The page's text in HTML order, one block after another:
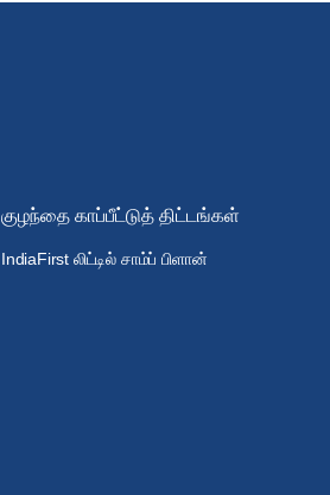
குழந்தை காப்பீட்டுத் திட்டங்கள்
IndiaFirst லிட்டில் சாம்ப் பிளான்